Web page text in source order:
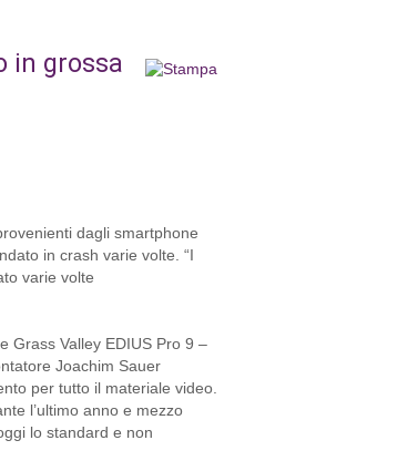
in grossa
dagli smartphone
in crash varie volte. “I
varie volte
Grass Valley EDIUS Pro 9 –
Joachim Sauer
per tutto il materiale video.
l’ultimo anno e mezzo
lo standard e non